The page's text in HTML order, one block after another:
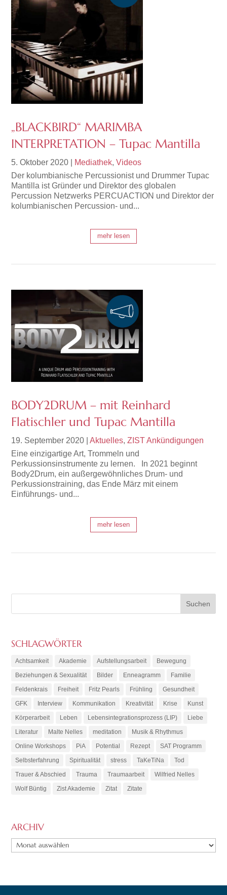
„BLACKBIRD“ MARIMBA
INTERPRETATION – Tupac Mantilla
5. Oktober 2020 Mediathek,Videos
Der kolumbianische Percussionist und Drummer Tupac
Mantilla ist Gründer und Direktor des globalen
Percussion Netzwerks PERCUACTION und Direktor der
kolumbianischen Percussion- und...
mehr lesen
BODY2DRUM – mit Reinhard
Flatischler und Tupac Mantilla
19. September 2020 |Aktuelles,ZIST Ankündigungen
Eine einzigartige Art, Trommeln und
Perkussionsinstrumente zu lernen. In 2021 beginnt
Body2Drum, ein außergewöhnliches Drum- und
Perkussionstraining, das Ende März mit einem
Einführungs- und...
mehr lesen
SCHLAGWÖRTER
Achtsamkeit Akademie Aufstellungsarbeit
Bewegung
Beziehungen & Sexualität
Bilder Enneagramm
Familie
Feldenkrais
Freiheit Fritz Pearls Frühling
Gesundheit
GFK
Interview Kommunikation Kreativität Krise
Kunst
Körperarbeit
Leben Lebensintegrationsprozess (LIP)
Liebe
Literatur
Malte Nelles meditation
Musik & Rhythmus
Online Workshops
PiA Potential Rezept
SAT Programm
Selbsterfahrung
Spiritualität stress TaKeTiNa
Tod
Trauer & Abschied
Trauma Traumaarbeit
Wilfried Nelles
Wolf Büntig
Zist Akademie Zitat Zitate
ARCHIV
ARCHIV